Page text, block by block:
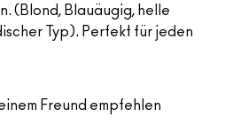
(Blond, Blauäugig, helle
Typ). Perfekt für jeden
Freund empfehlen